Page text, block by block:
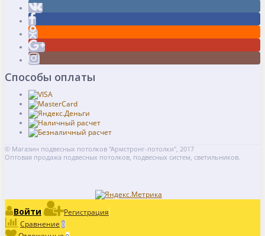
Способы оплаты
© Магазин подвесных потолков "Армстронг-потолки", 2017
Оптовая продажа подвесных потолков, подвесных систем, светильников.
Войти
Регистрация
Сравнение 0